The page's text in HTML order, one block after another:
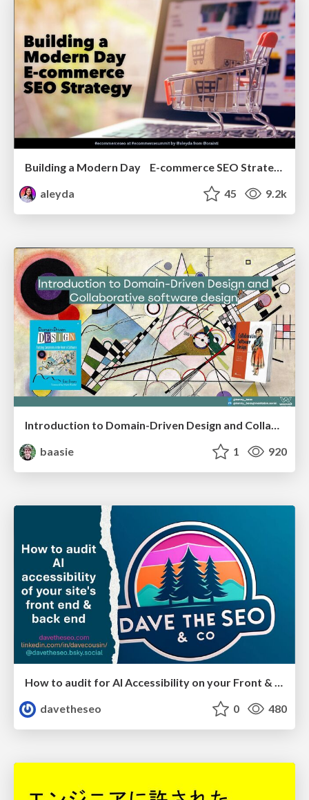
Building a Modern Day E-commerce SEO Strategy
aleyda
45 9.2k
Introduction to Domain-Driven Design and Collaborative software design
baasie
1 920
How to audit for AI Accessibility on your Front & Back End
davetheseo
0 480